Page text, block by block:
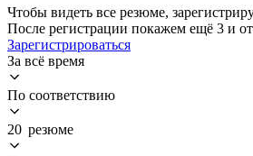
Чтобы видеть все резюме,
После регистрации покажем ещё 3 и
Зарегистрироваться
За всё время
По соответствию
20 резюме